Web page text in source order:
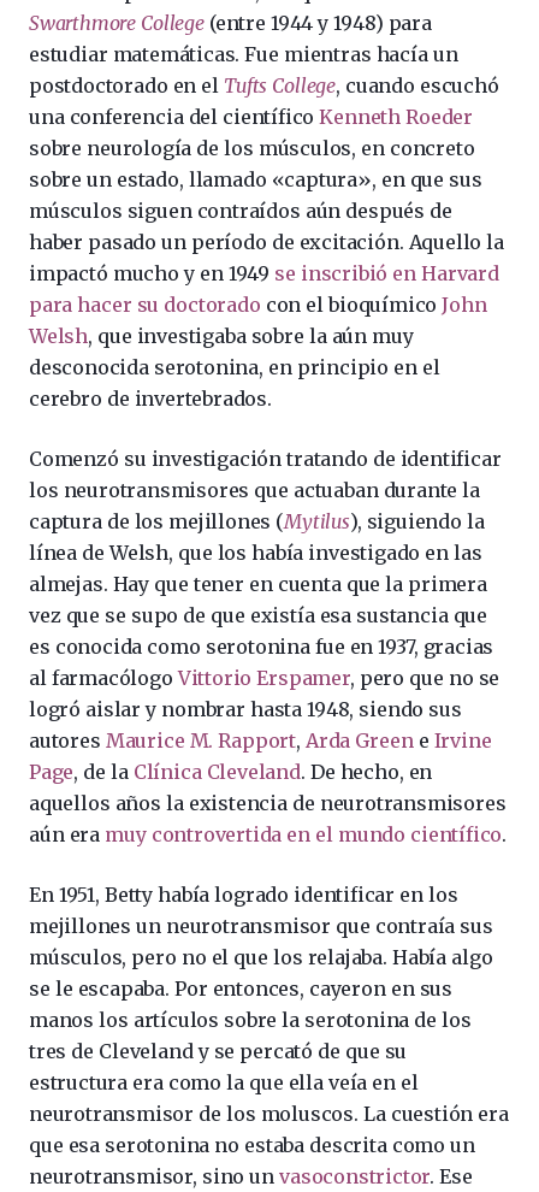
Swarthmore College(entre 1944 y 1948) para
estudiar matemáticas. Fue mientras hacía un
postdoctorado en el Tufts College, cuando escuchó
una conferencia del científicoKenneth Roeder
sobre neurología de los músculos, en concreto
sobre un estado, llamado «captura», en que sus
músculos siguen contraídos aún después de
haber pasado un período de excitación. Aquello la
impactó mucho y en 1949 se inscribió en Harvard
para hacer su doctorado con el bioquímicoJohn
Welsh, que investigaba sobre la aún muy
desconocida serotonina, en principio en el
cerebro de invertebrados.
Comenzó su investigación tratando de identificar
los neurotransmisores que actuaban durante la
captura de los mejillones (Mytilus), siguiendo la
línea de Welsh, que los había investigado en las
almejas. Hay que tener en cuenta que la primera
vez que se supo de que existía esa sustancia que
es conocida como serotonina fue en 1937, gracias
al farmacólogoVittorio Erspamer, pero que no se
logró aislar y nombrar hasta 1948, siendo sus
autores Maurice M. Rapport,Arda Greene Irvine
Page, de la Clínica Cleveland. De hecho, en
aquellos años la existencia de neurotransmisores
aún era muy controvertida en el mundo científico.
En 1951, Betty había logrado identificar en los
mejillones un neurotransmisor que contraía sus
músculos, pero no el que los relajaba. Había algo
se le escapaba. Por entonces, cayeron en sus
manos los artículos sobre la serotonina de los
tres de Cleveland y se percató de que su
estructura era como la que ella veía en el
neurotransmisor de los moluscos. La cuestión era
que esa serotonina no estaba descrita como un
neurotransmisor, sino unvasoconstrictor. Ese